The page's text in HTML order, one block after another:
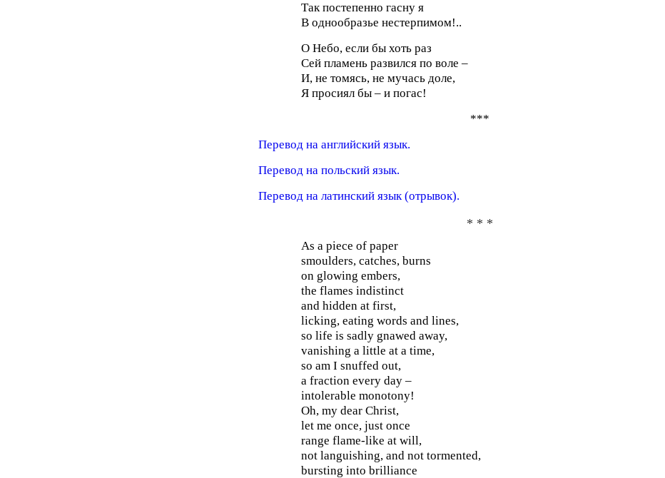
Так постепенно гасну я
В однообразье нестерпимом!..
О Небо, если бы хоть раз
Сей пламень развился по воле –
И, не томясь, не мучась доле,
Я просиял бы – и погас!
***
Перевод на английский язык.
Перевод на польский язык.
Перевод на латинский язык (отрывок).
* * *
As a piece of paper
smoulders, catches, burns
on glowing embers,
the flames indistinct
and hidden at first,
licking, eating words and lines,
so life is sadly gnawed away,
vanishing a little at a time,
so am I snuffed out,
a fraction every day –
intolerable monotony!
Oh, my dear Christ,
let me once, just once
range flame-like at will,
not languishing, and not tormented,
bursting into brilliance